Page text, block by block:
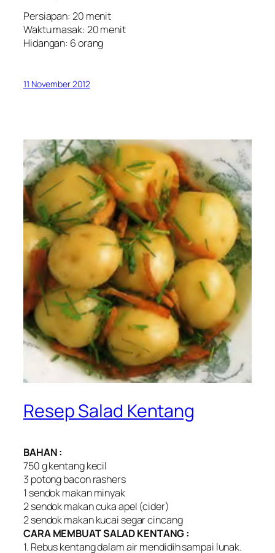
Persiapan: 20 menit
Waktu masak: 20 menit
Hidangan: 6 orang
11 November 2012
Resep Salad Kentang
BAHAN :
750 g kentang kecil
3 potong bacon rashers
1 sendok makan minyak
2 sendok makan cuka apel (cider)
2 sendok makan kucai segar cincang
CARA MEMBUAT SALAD KENTANG :
1. Rebus kentang dalam air mendidih sampai lunak.